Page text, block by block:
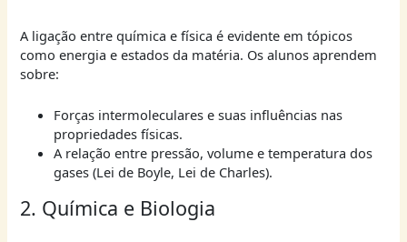
A ligação entre química e física é evidente em tópicos
como energia e estados da matéria. Os alunos aprendem
sobre:
Forças intermoleculares e suas influências nas
propriedades físicas.
A relação entre pressão, volume e temperatura dos
gases (Lei de Boyle, Lei de Charles).
2. Química e Biologia